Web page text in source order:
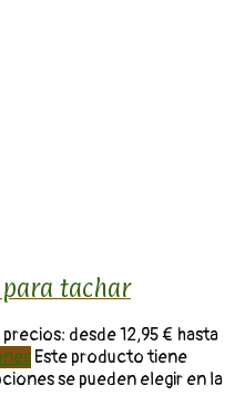
para tachar
desde 12,95 € hasta
Este producto tiene
se pueden elegir en la